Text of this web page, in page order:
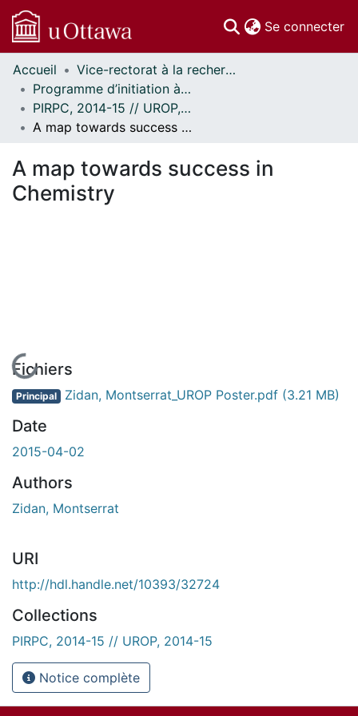
Se connecter
Communautés
et collections
Parcourir
Statistiques
À propos
Accueil
Vice-rectorat à la recherche // Office of the V-P, Research
Programme d’initiation à la recherche au premier cycle (PIRPC) // Undergraduate Research Opportunity Program (UROP)
PIRPC, 2014-15 // UROP, 2014-15
A map towards success in Chemistry
A map towards success in
Chemistry
En cours de chargement...
Fichiers
Principal Zidan, Montserrat_UROP Poster.pdf (3.21 MB)
Date
2015-04-02
Authors
Zidan, Montserrat
URI
http://hdl.handle.net/10393/32724
Collections
PIRPC, 2014-15 // UROP, 2014-15
Notice complète